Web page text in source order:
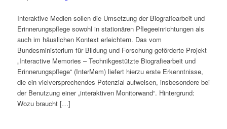
Interaktive Medien sollen die Umsetzung der Biografiearbeit und
Erinnerungspflege sowohl in stationären Pflegeeinrichtungen als
auch im häuslichen Kontext erleichtern. Das vom
Bundesministerium für Bildung und Forschung geförderte Projekt
„Interactive Memories – Technikgestützte Biografiearbeit und
Erinnerungspflege“ (InterMem) liefert hierzu erste Erkenntnisse,
die ein vielversprechendes Potenzial aufweisen, insbesondere bei
der Benutzung einer „interaktiven Monitorwand“. Hintergrund:
Wozu braucht […]